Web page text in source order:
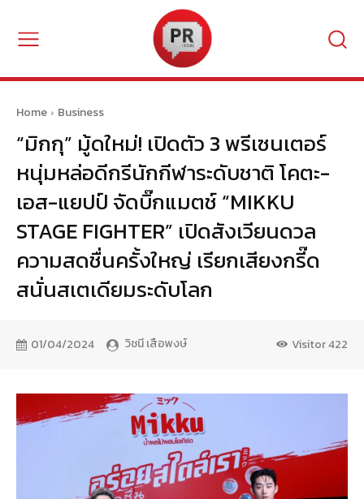
Home Business
“มิกกุ” มู้ดใหม่! เปิดตัว 3 พรีเซนเตอร์
หนุ่มหล่อดีกรีนักกีฬาระดับชาติ โคตะ-
เอส-แยปป์ จัดบิ๊กแมตช์ “MIKKU
STAGE FIGHTER” เปิดสังเวียนดวล
ความสดชื่นครั้งใหญ่ เรียกเสียงกรี๊ด
สนั่นสเตเดียมระดับโลก
01/04/2024 วิชนี เสือพงษ์ Visitor422